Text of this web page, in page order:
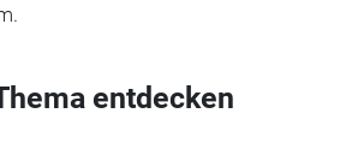
entdecken